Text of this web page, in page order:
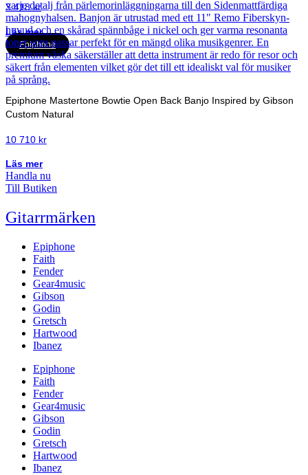
3 418kr
Läs mer
Epiphone
Epiphone Mastertone Bowtie Open Back Banjo Inspired by Gibson
Custom Natural
10 710 kr
Läs mer
Handla nu
Till Butiken
Gitarrmärken
Epiphone
Faith
Fender
Gear4music
Gibson
Godin
Gretsch
Hartwood
Ibanez
Epiphone
Faith
Fender
Gear4music
Gibson
Godin
Gretsch
Hartwood
Ibanez